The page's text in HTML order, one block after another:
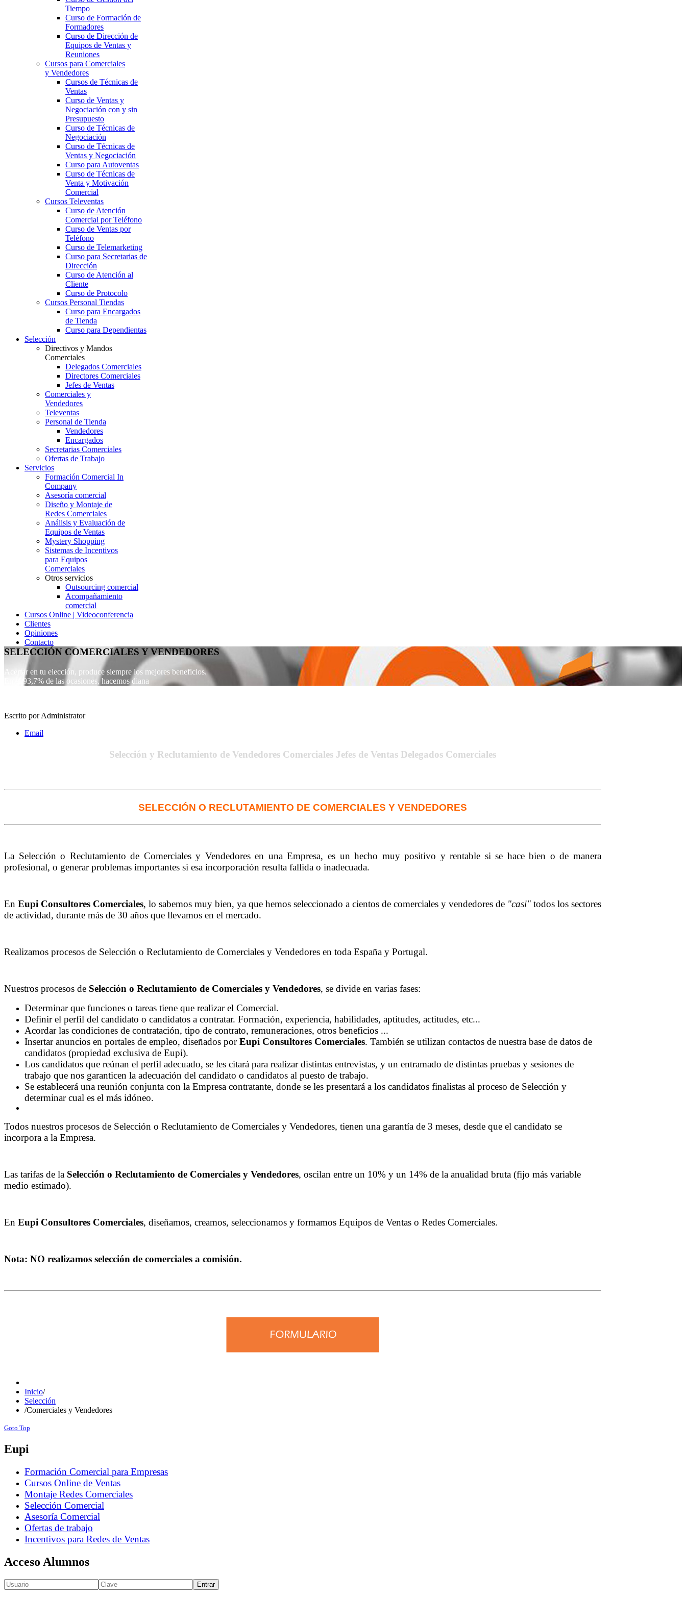
Tiempo
Curso de Formación de
Formadores
Curso de Dirección de
Equipos de Ventas y
Reuniones
Cursos para Comerciales
y Vendedores
Cursos de Técnicas de
Ventas
Curso de Ventas y
Negociación con y sin
Presupuesto
Curso de Técnicas de
Negociación
Curso de Técnicas de
Ventas y Negociación
Curso para Autoventas
Curso de Técnicas de
Venta y Motivación
Comercial
Cursos Televentas
Curso de Atención
Comercial por Teléfono
Curso de Ventas por
Teléfono
Curso de Telemarketing
Curso para Secretarias de
Dirección
Curso de Atención al
Cliente
Curso de Protocolo
Cursos Personal Tiendas
Curso para Encargados
de Tienda
Curso para Dependientas
Selección
Directivos y Mandos
Comerciales
Delegados Comerciales
Directores Comerciales
Jefes de Ventas
Comerciales y
Vendedores
Televentas
Personal de Tienda
Vendedores
Encargados
Secretarias Comerciales
Ofertas de Trabajo
Servicios
Formación Comercial In
Company
Asesoría comercial
Diseño y Montaje de
Redes Comerciales
Análisis y Evaluación de
Equipos de Ventas
Mystery Shopping
Sistemas de Incentivos
para Equipos
Comerciales
Otros servicios
Outsourcing comercial
Acompañamiento
comercial
Cursos Online | Videoconferencia
Clientes
Opiniones
Contacto
SELECCIÓN COMERCIALES Y VENDEDORES
Acertar en tu elección, produce siempre los mejores beneficios.
En el 93,7% de las ocasiones, hacemos diana
Escrito porAdministrator
Email
Selección y Reclutamiento de Vendedores Comerciales Jefes de Ventas Delegados Comerciales
SELECCIÓN O RECLUTAMIENTO DE COMERCIALES Y VENDEDORES
La Selección o Reclutamiento de Comerciales y Vendedores en una Empresa, es un hecho muy positivo y rentable si se hace bien o de manera
profesional, o generar problemas importantes si esa incorporación resulta fallida o inadecuada.
En Eupi Consultores Comerciales, lo sabemos muy bien, ya que hemos seleccionado a cientos de comerciales y vendedores de "casi" todos los sectores
de actividad, durante más de 30 años que llevamos en el mercado.
Realizamos procesos de Selección o Reclutamiento de Comerciales y Vendedores en toda España y Portugal.
Nuestros procesos de Selección o Reclutamiento de Comerciales y Vendedores, se divide en varias fases:
Determinar que funciones o tareas tiene que realizar el Comercial.
Definir el perfil del candidato o candidatos a contratar. Formación, experiencia, habilidades, aptitudes, actitudes, etc...
Acordar las condiciones de contratación, tipo de contrato, remuneraciones, otros beneficios ...
Insertar anuncios en portales de empleo, diseñados porEupi Consultores Comerciales. También se utilizan contactos de nuestra base de datos de
candidatos (propiedad exclusiva de Eupi).
Los candidatos que reúnan el perfil adecuado, se les citará para realizar distintas entrevistas, y un entramado de distintas pruebas y sesiones de
trabajo que nos garanticen la adecuación del candidato o candidatos al puesto de trabajo.
Se establecerá una reunión conjunta con la Empresa contratante, donde se les presentará a los candidatos finalistas al proceso de Selección y
determinar cual es el más idóneo.
Todos nuestros procesos de Selección o Reclutamiento de Comerciales y Vendedores, tienen una garantía de 3 meses, desde que el candidato se
incorpora a la Empresa.
Las tarifas de la Selección o Reclutamiento de Comerciales y Vendedores, oscilan entre un 10% y un 14% de la anualidad bruta (fijo más variable
medio estimado).
En Eupi Consultores Comerciales, diseñamos, creamos, seleccionamos y formamos Equipos de Ventas o Redes Comerciales.
Nota: NO realizamos selección de comerciales a comisión.
Inicio/
Selección
/Comerciales y Vendedores
Goto Top
Eupi
Formación Comercial para Empresas
Cursos Online de Ventas
Montaje Redes Comerciales
Selección Comercial
Asesoría Comercial
Ofertas de trabajo
Incentivos para Redes de Ventas
Acceso Alumnos
Entrar